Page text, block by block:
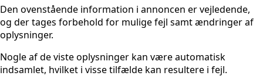
Den ovenstående information i annoncen er vejledende,
og der tages forbehold for mulige fejl samt ændringer af
oplysninger.
Nogle af de viste oplysninger kan være automatisk
indsamlet, hvilket i visse tilfælde kan resultere i fejl.